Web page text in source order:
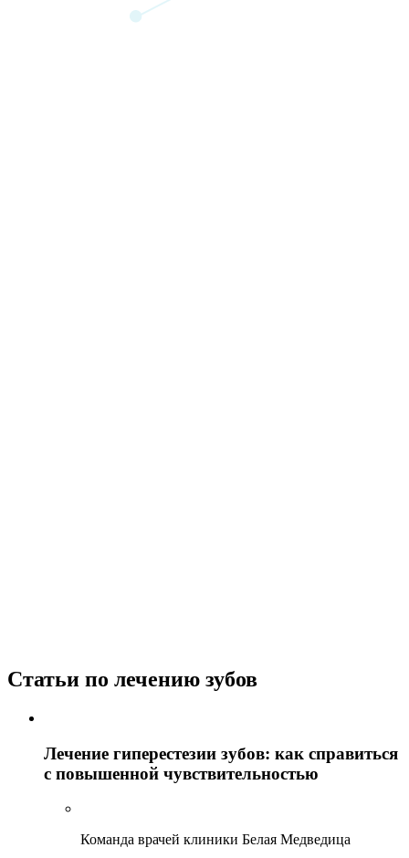
Статьи по лечению зубов
Лечение гиперестезии зубов: как справиться
с повышенной чувствительностью
Команда врачей клиники Белая Медведица